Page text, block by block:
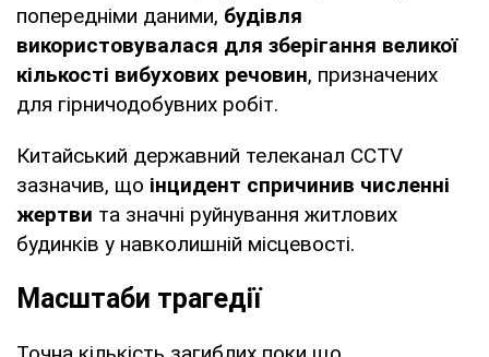
попередніми даними, будівля
використовувалася для зберігання великої
кількості вибухових речовин, призначених
для гірничодобувних робіт.
Китайський державний телеканал CCTV
зазначив, що інцидент спричинив численні
жертви та значні руйнування житлових
будинків у навколишній місцевості.
Масштаби трагедії